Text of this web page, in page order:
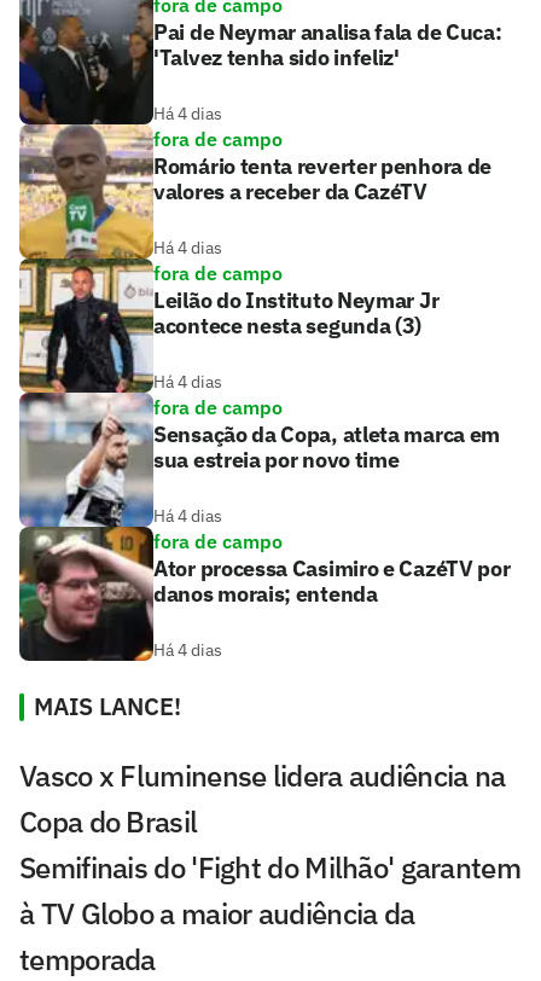
Pai de Neymar analisa fala de Cuca:
'Talvez tenha sido infeliz'
Há 4 dias
fora de campo
Romário tenta reverter penhora de
valores a receber da CazéTV
Há 4 dias
fora de campo
Leilão do Instituto Neymar Jr
acontece nesta segunda (3)
Há 4 dias
fora de campo
Sensação da Copa, atleta marca em
sua estreia por novo time
Há 4 dias
fora de campo
Ator processa Casimiro e CazéTV por
danos morais; entenda
Há 4 dias
MAIS LANCE!
Vasco x Fluminense lidera audiência na
Copa do Brasil
Semifinais do 'Fight do Milhão' garantem
à TV Globo a maior audiência da
temporada